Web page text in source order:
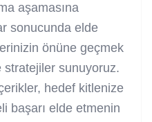
aşamasına
sonucunda elde
önüne geçmek
stratejiler sunuyoruz.
hedef kitlenize
başarı elde etmenin